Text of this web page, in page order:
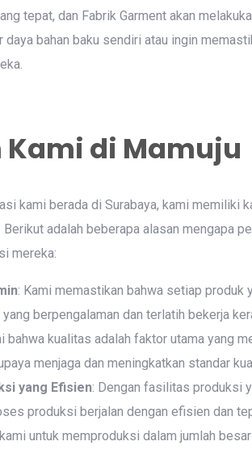
tepat, dan Fabrik Garment akan
bahan baku sendiri atau ingin
Kami di Mamuju
kami berada di Surabaya, kami memiliki
adalah beberapa alasan mengapa
mereka:
: Kami memastikan bahwa setiap produk
berpengalaman dan terlatih bekerja
bahwa kualitas adalah faktor utama yang
menjaga dan meningkatkan standar
yang Efisien: Dengan fasilitas produksi
produksi berjalan dengan efisien dan
untuk memproduksi dalam jumlah